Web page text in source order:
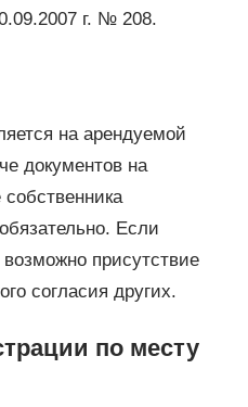
г. № 208.
на арендуемой
документов на
Если
возможно присутствие
согласия других.
по месту